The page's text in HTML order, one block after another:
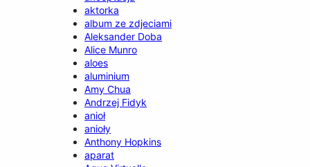
aktorka
album ze zdjeciami
Aleksander Doba
Alice Munro
aloes
aluminium
Amy Chua
Andrzej Fidyk
anioł
anioły
Anthony Hopkins
aparat